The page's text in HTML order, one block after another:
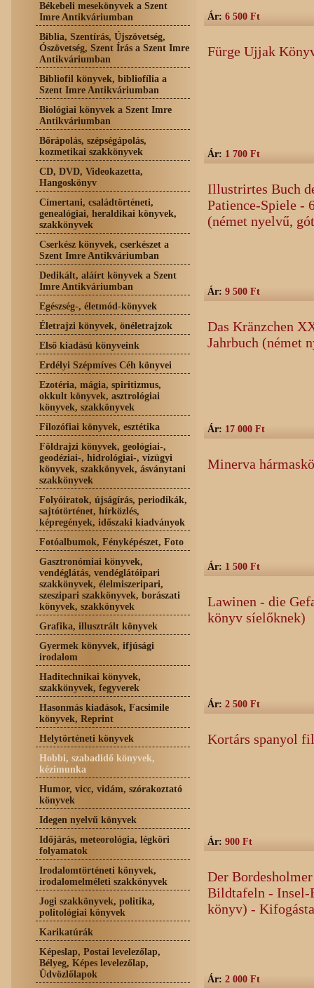
Békebeli mesekönyvek a Szent
Imre Antikváriumban
Biblia, Szentírás, Újszövetség,
Ószövetség, Szent Írás a Szent Imre
Antikváriumban
Bibliofil könyvek, bibliofília a
Szent Imre Antikváriumban
Biológiai könyvek a Szent Imre
Antikváriumban
Bőrápolás, szépségápolás,
kozmetikai szakkönyvek
CD, DVD, Videokazetta,
Hangoskönyv
Címertani, családtörténeti,
genealógiai, heraldikai könyvek,
szakkönyvek
Cserkész könyvek, cserkészet a
Szent Imre Antikváriumban
Dedikált, aláírt könyvek a Szent
Imre Antikváriumban
Egészség-, életmód-könyvek
Életrajzi könyvek, önéletrajzok
Első kiadású könyveink
Erdélyi Szépmíves Céh könyvei
Ezotéria, mágia, spiritizmus,
okkult könyvek, asztrológiai
könyvek, szakkönyvek
Filozófiai könyvek, esztétika
Földrajzi könyvek, geológiai-,
geodéziai-, hidrológiai-, vízügyi
könyvek, szakkönyvek, ásványtani
szakkönyvek
Folyóiratok, újságírás, periodikák,
sajtótörténet, hírközlés,
képregények, időszaki kiadványok
Fotóalbumok, Fényképészet, Foto
Gasztronómiai könyvek,
vendéglátás, vendéglátóipari
szakkönyvek, élelmiszeripari,
szeszipari szakkönyvek, borászati
könyvek, szakkönyvek
Grafika, illusztrált könyvek
Gyermek könyvek, ifjúsági
irodalom
Haditechnikai könyvek,
szakkönyvek, fegyverek
Hasonmás kiadások, Facsimile
könyvek, Reprint
Helytörténeti könyvek
Hobbi, szabadidő könyvek,
kézimunka
Humor, vicc, vidám, szórakoztató
könyvek
Idegen nyelvű könyvek
Időjárás, meteorológia, légköri
folyamatok
Irodalomtörténeti könyvek,
irodalomelméleti szakkönyvek
Jogi szakkönyvek, politika,
politológiai könyvek
Karikatúrák
Képeslap, Postai levelezőlap,
Bélyeg, Képes levelezőlap,
Üdvözlőlapok
Ár: 6 500 Ft
Fürge Ujjak
Ár: 1 700 Ft
Illustrirtes Buch
Patience-Spiele -
(német nyelvű,
Ár: 9 500 Ft
Das Kränzchen
Jahrbuch (német
Ár: 17 000 Ft
Minerva
Ár: 1 500 Ft
Lawinen - die
könyv síelőknek)
Ár: 2 500 Ft
Kortárs spanyol
Ár: 900 Ft
Der
Bildtafeln - Insel-
könyv) -
Ár: 2 000 Ft